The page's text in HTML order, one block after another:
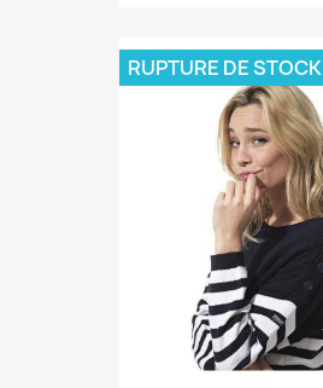
RUPTURE DE STOCK